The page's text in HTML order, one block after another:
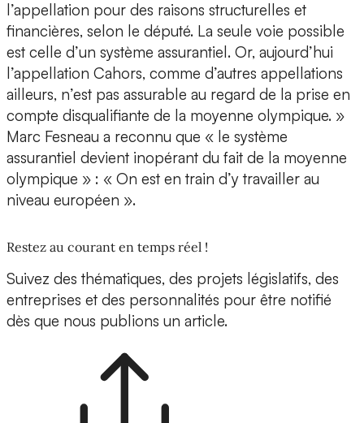
l’appellation pour des raisons structurelles et
financières, selon le député. La seule voie possible
est celle d’un système assurantiel. Or, aujourd’hui
l’appellation Cahors, comme d’autres appellations
ailleurs, n’est pas assurable au regard de la prise en
compte disqualifiante de la moyenne olympique. »
Marc Fesneau a reconnu que « le système
assurantiel devient inopérant du fait de la moyenne
olympique » : « On est en train d’y travailler au
niveau européen ».
Restez au courant en temps réel !
Suivez des thématiques, des projets législatifs, des
entreprises et des personnalités pour être notifié
dès que nous publions un article.